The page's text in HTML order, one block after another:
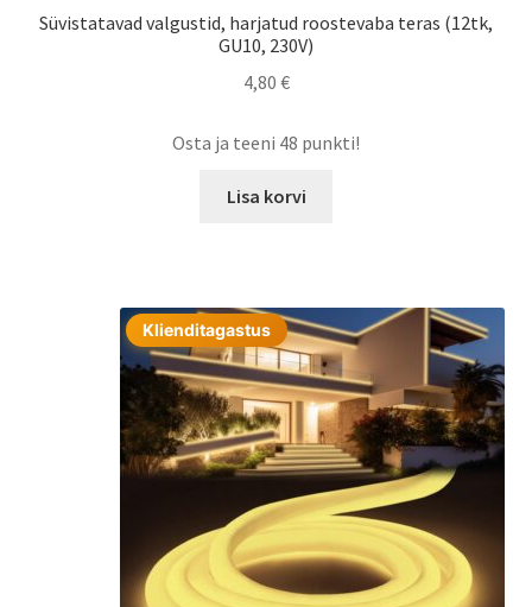
Süvistatavad valgustid, harjatud roostevaba teras (12tk,
GU10, 230V)
4,80 €
Osta ja teeni 48 punkti!
Lisa korvi
Klienditagastus